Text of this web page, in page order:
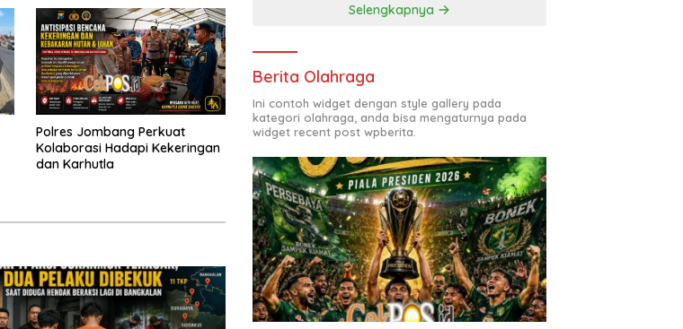
Polres Jombang Perkuat
Kolaborasi Hadapi Kekeringan
dan Karhutla
Selengkapnya
Berita Olahraga
Ini contoh widget dengan style gallery pada
kategori olahraga, anda bisa mengaturnya pada
widget recent post wpberita.